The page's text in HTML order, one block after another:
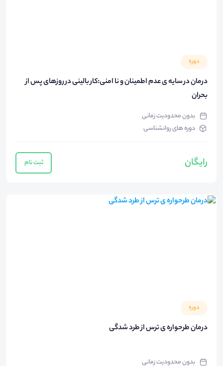
دوره
درمان در سایه ی عدم اطمینان و نا امنی:کار بالینی در روزهای پس از
بحران
بدون محدودیت زمانی
دوره های روانشناسی
رایگان ثبت نام
دوره
درمان طرحواره ی ترس از طرد شدگی
بدون محدودیت زمانی